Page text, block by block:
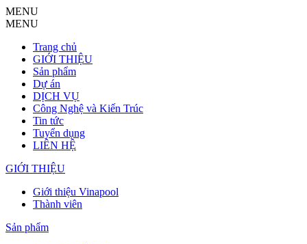
MENU
MENU
Trang chủ
GIỚI THIỆU
Sản phẩm
Dự án
DỊCH VỤ
Công Nghệ và Kiến Trúc
Tin tức
Tuyển dụng
LIÊN HỆ
GIỚI THIỆU
Giới thiệu Vinapool
Thành viên
Sản phẩm